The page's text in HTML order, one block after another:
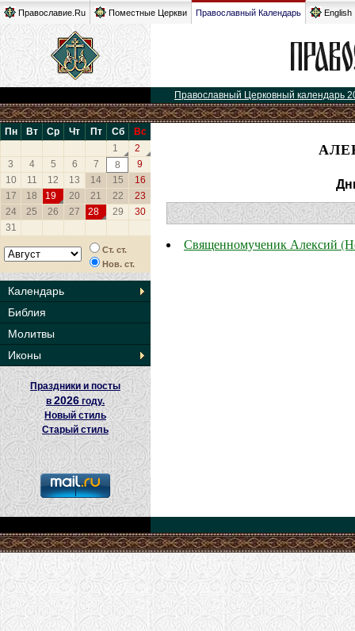
Православие.Ru Поместные Церкви Православный Календарь English
Православный Церковный календарь
Пн Вт Ср Чт Пт Сб
Вс
1
2
3
4 5 6 7 8
9
10
11 12 13 14 15
16
17
18 19 20 21 22
23
24
25 26 27 28 29
30
31
Ст. ст.
Нов. ст.
Календарь
Библия
Молитвы
Иконы
Праздники и посты
в2026 году.
Новый стиль
Старый стиль
Священномученик Алексий